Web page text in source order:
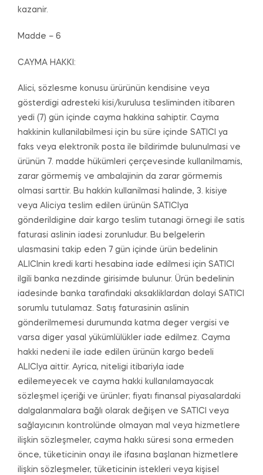
kazanir.
Madde – 6
CAYMA HAKKI:
Alici, sözlesme konusu ürürünün kendisine veya
gösterdigi adresteki kisi/kurulusa tesliminden itibaren
yedi (7) gün içinde cayma hakkina sahiptir. Cayma
hakkinin kullanilabilmesi için bu süre içinde SATICI ya
faks veya elektronik posta ile bildirimde bulunulmasi ve
ürünün 7. madde hükümleri çerçevesinde kullanilmamis,
zarar görmemiş ve ambalajinin da zarar görmemis
olmasi sarttir. Bu hakkin kullanilmasi halinde, 3. kisiye
veya Aliciya teslim edilen ürünün SATICIya
gönderildigine dair kargo teslim tutanagi örnegi ile satis
faturasi aslinin iadesi zorunludur. Bu belgelerin
ulasmasini takip eden 7 gün içinde ürün bedelinin
ALICInin kredi karti hesabina iade edilmesi için SATICI
ilgili banka nezdinde girisimde bulunur. Ürün bedelinin
iadesinde banka tarafindaki aksakliklardan dolayi SATICI
sorumlu tutulamaz. Satış faturasinin aslinin
gönderilmemesi durumunda katma deger vergisi ve
varsa diger yasal yükümlülükler iade edilmez. Cayma
hakki nedeni ile iade edilen ürünün kargo bedeli
ALICIya aittir. Ayrica, niteligi itibariyla iade
edilemeyecek ve cayma hakki kullanılamayacak
sözleşmel içeriği ve ürünler; fiyatı finansal piyasalardaki
dalgalanmalara bağlı olarak değişen ve SATICI veya
sağlayıcının kontrolünde olmayan mal veya hizmetlere
ilişkin sözleşmeler, cayma hakkı süresi sona ermeden
önce, tüketicinin onayı ile ifasına başlanan hizmetlere
ilişkin sözleşmeler, tüketicinin istekleri veya kişisel